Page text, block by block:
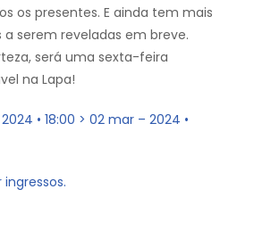
os presentes. E ainda tem mais
serem reveladas em breve.
será uma sexta-feira
na Lapa!
• 18:00 > 02 mar – 2024 •